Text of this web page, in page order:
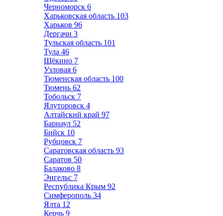
Черноморск 6
Харьковская область 103
Харьков 96
Дергачи 3
Тульская область 101
Тула 46
Щёкино 7
Узловая 6
Тюменская область 100
Тюмень 62
Тобольск 7
Ялуторовск 4
Алтайский край 97
Барнаул 52
Бийск 10
Рубцовск 7
Саратовская область 93
Саратов 50
Балаково 8
Энгельс 7
Республика Крым 92
Симферополь 34
Ялта 12
Керчь 9